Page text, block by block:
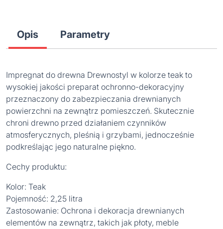
Opis Parametry
Impregnat do drewna Drewnostyl w kolorze teak to
wysokiej jakości preparat ochronno-dekoracyjny
przeznaczony do zabezpieczania drewnianych
powierzchni na zewnątrz pomieszczeń. Skutecznie
chroni drewno przed działaniem czynników
atmosferycznych, pleśnią i grzybami, jednocześnie
podkreślając jego naturalne piękno.
Cechy produktu:
Kolor: Teak
Pojemność: 2,25 litra
Zastosowanie: Ochrona i dekoracja drewnianych
elementów na zewnątrz, takich jak płoty, meble